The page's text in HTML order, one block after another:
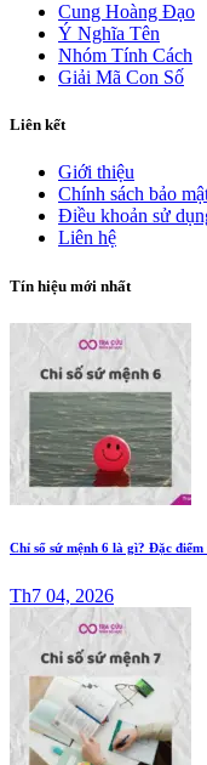
Cung Hoàng Đạo
Ý Nghĩa Tên
Nhóm Tính Cách
Giải Mã Con Số
Liên kết
Giới thiệu
Chính sách bảo
Điều khoản sử
Liên hệ
Tín hiệu mới nhất
Chỉ số sứ mệnh 6 là gì? Đặc
Th7 04, 2026